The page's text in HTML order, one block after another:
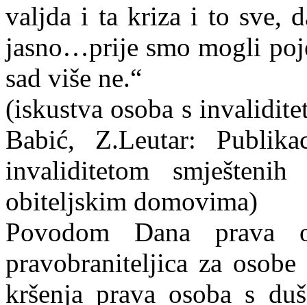
valjda i ta kriza i to sve,
jasno…prije smo mogli
sad više ne.“
(iskustva osoba s
Babić, Z.Leutar:
invaliditetom
obiteljskim domovima)
Povodom Dana prava
pravobraniteljica za
kršenja prava osoba s